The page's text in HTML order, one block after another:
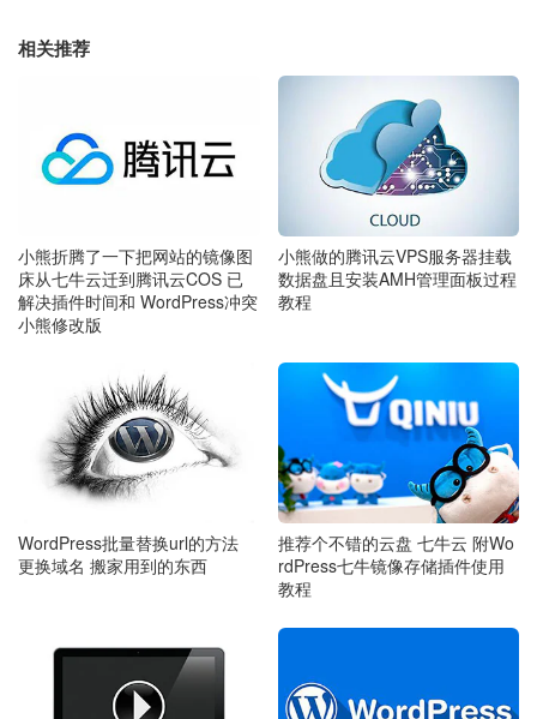
相关推荐
小熊折腾了一下把网站的镜像图
床从七牛云迁到腾讯云COS 已
解决插件时间和 WordPress冲突
小熊修改版
小熊做的腾讯云VPS服务器挂载
数据盘且安装AMH管理面板过程
教程
WordPress批量替换url的方法
更换域名 搬家用到的东西
推荐个不错的云盘 七牛云 附Wo
rdPress七牛镜像存储插件使用
教程